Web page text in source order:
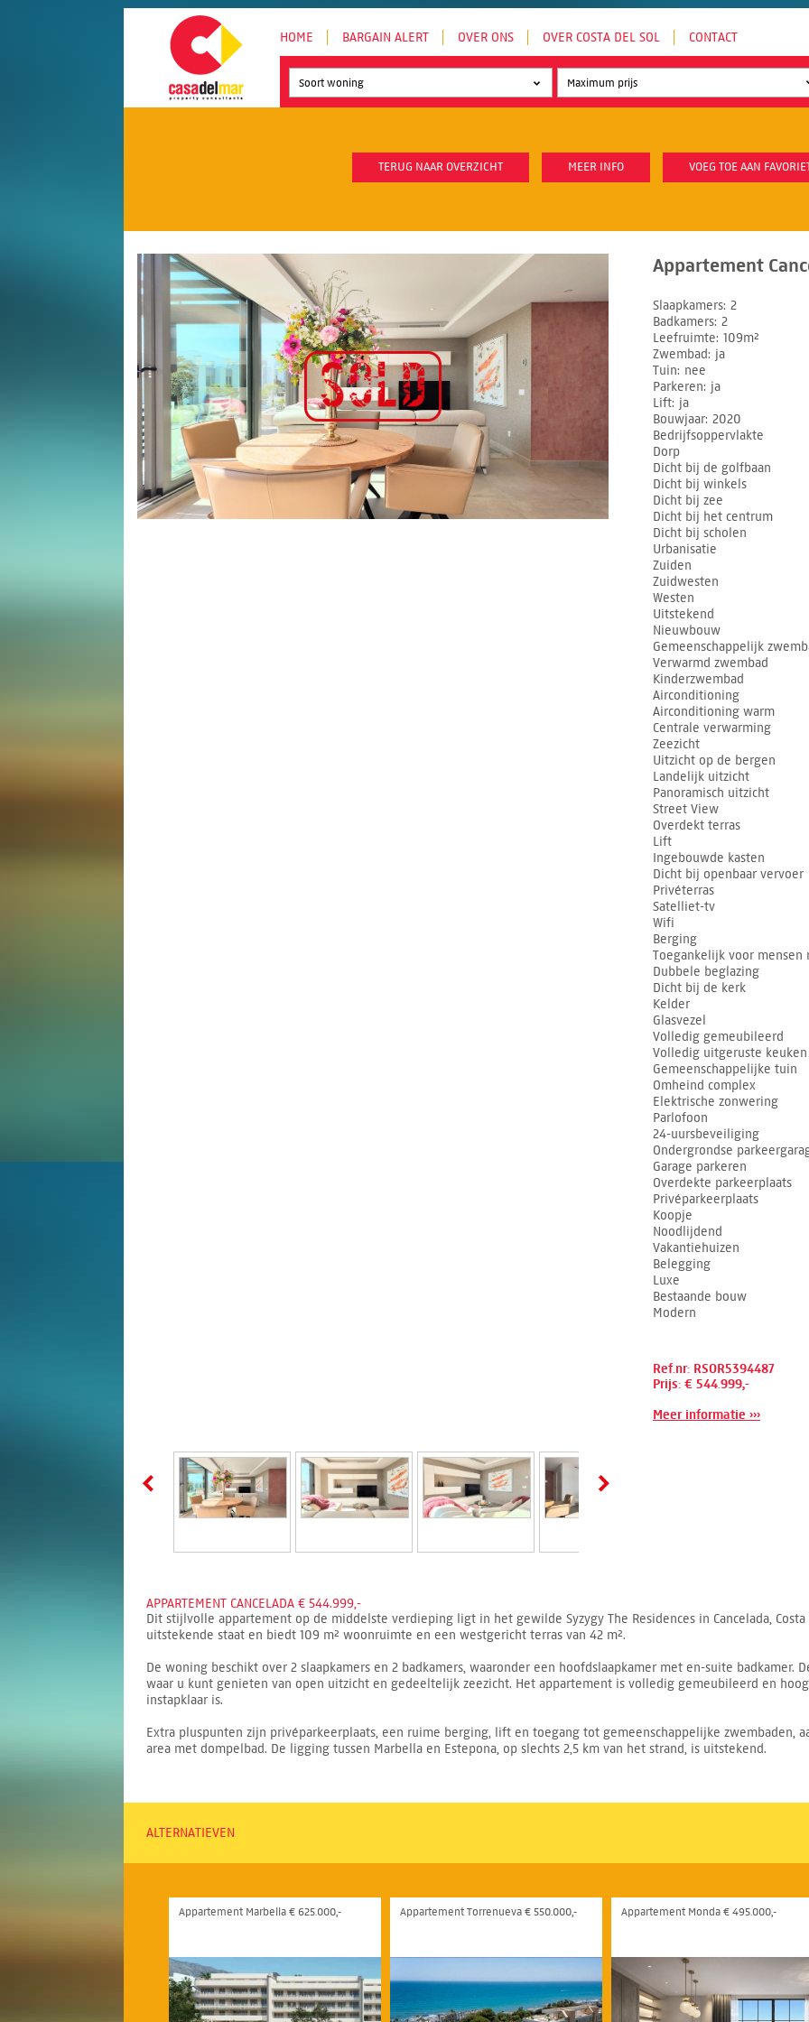
HOME BARGAIN ALERT OVER ONS OVER COSTA DEL SOL CONTACT
Soort woning
TERUG NAAR OVERZICHT MEER INFO VOEG TOE AAN
Appartement
Slaapkamers 2
Badkamers 2
Leefruimte 109m²
Zwembad
ja
Tuin nee
Parkeren ja
Lift ja
Bouwjaar 2020
Bedrijfsoppervlakte
Dorp
Dicht bij de golfbaan
Dicht bij winkels
Dicht bij zee
Dicht bij het centrum
Dicht bij scholen
Urbanisatie
Zuiden
Zuidwesten
Westen
Uitstekend
Nieuwbouw
Gemeenschappelijk
Verwarmd zwembad
Kinderzwembad
Airconditioning
Airconditioning warm
Centrale verwarming
Zeezicht
Uitzicht op de bergen
Landelijk uitzicht
Panoramisch uitzicht
Street View
Overdekt terras
Lift
Ingebouwde kasten
Dicht bij openbaar vervoer
Privéterras
Satelliet-tv
Wifi
Berging
Toegankelijk voor
Dubbele beglazing
Dicht bij de kerk
Kelder
Glasvezel
Volledig gemeubileerd
Volledig uitgeruste keuken
Gemeenschappelijke tuin
Omheind complex
Elektrische zonwering
Parlofoon
24-uursbeveiliging
Ondergrondse
Garage parkeren
Overdekte parkeerplaats
Privéparkeerplaats
Koopje
Noodlijdend
Vakantiehuizen
Belegging
Luxe
Bestaande bouw
Modern
Ref.nr: RSOR5394487
Prijs: € 544.999,-
Meer informatie ›››
APPARTEMENT CANCELADA € 544.999,-
Dit stijlvolle appartement op de middelste verdieping ligt in het gewilde Syzygy The Residences in Cancelada,
uitstekende staat en biedt 109 m² woonruimte en een westgericht terras van 42 m².
De woning beschikt over 2 slaapkamers en 2 badkamers, waaronder een hoofdslaapkamer met en-suite badkamer.
waar u kunt genieten van open uitzicht en gedeeltelijk zeezicht. Het appartement is volledig gemeubileerd en
instapklaar is.
Extra pluspunten zijn privéparkeerplaats, een ruime berging, lift en toegang tot gemeenschappelijke zwembaden,
area met dompelbad. De ligging tussen Marbella en Estepona, op slechts 2,5 km van het strand, is uitstekend.
ALTERNATIEVEN
Appartement Marbella € 625.000,- Appartement Torrenueva € 550.000,- Appartement Monda € 495.000,-